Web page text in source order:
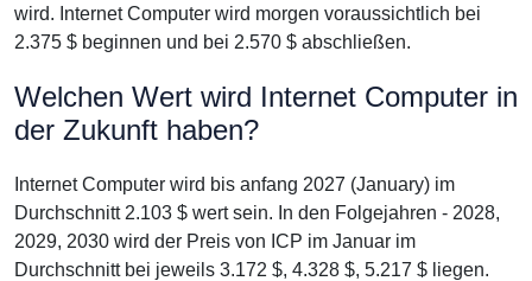
wird. Internet Computer wird morgen voraussichtlich bei
2.375 $ beginnen und bei 2.570 $ abschließen.
Welchen Wert wird Internet Computer in
der Zukunft haben?
Internet Computer wird bis anfang 2027 (January) im
Durchschnitt 2.103 $ wert sein. In den Folgejahren - 2028,
2029, 2030 wird der Preis von ICP im Januar im
Durchschnitt bei jeweils 3.172 $, 4.328 $, 5.217 $ liegen.